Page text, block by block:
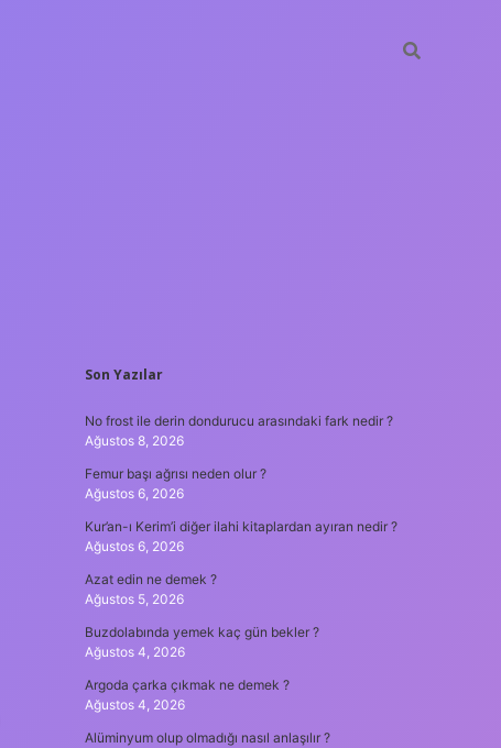
SIDEBAR
Son Yazılar
No frost ile derin dondurucu arasındaki fark nedir ?
Ağustos 8, 2026
Femur başı ağrısı neden olur ?
Ağustos 6, 2026
Kur’an-ı Kerim’i diğer ilahi kitaplardan ayıran nedir ?
Ağustos 6, 2026
Azat edin ne demek ?
Ağustos 5, 2026
Buzdolabında yemek kaç gün bekler ?
Ağustos 4, 2026
Argoda çarka çıkmak ne demek ?
Ağustos 4, 2026
Alüminyum olup olmadığı nasıl anlaşılır ?